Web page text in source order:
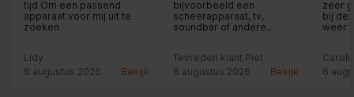
tijd Om een passend
apparaat voor mij uit te
zoeken
Lidy
6 augustus 2026
Bekijk
bijvoorbeeld een
scheerapparaat, tv,
soundbar of andere
het juiste adres. Zeer
kundige medewerkers,
Tevreden klant Piet
6 augustus 2026
Bekijk
zeer
bij
weer
(ca.
6